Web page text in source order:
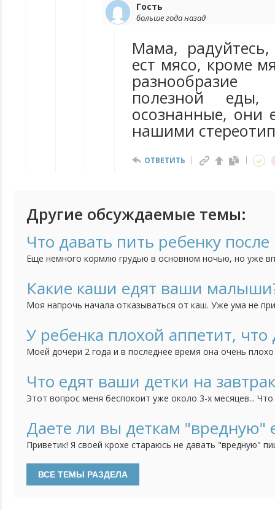
Гость
больше года назад
Мама,
ест мясо, кроме
полезной еды,
осознанные, они
нашими
ОТВЕТИТЬ
Другие обсуждаемые темы:
Что давать пить ребенку после
Еще немного кормлю грудью в основном ночью, но уже
хочу.
Какие каши едят ваши
Моя напрочь начала отказываться от каш. Уже ума не
У ребенка плохой аппетит, что
Моей дочери 2 года и в последнее время она очень
лопает все что даю в больших или нормальных порциях,
несколько вообще может ничего не есть. Накормить
Что едят ваши детки на
Этот вопрос меня беспокоит уже около 3-х месяцев...
молоке, ооочень редко может соизволить покушать, да
вообще не в какую, творог - тоже самое. Я понимаю, что
Даете ли вы деткам "вредную"
Приветик! Я своей крохе стараюсь не давать "вредную"
"добра" наесться))) А вот, моя подруга, у нее девочка на
ей в 6 мес. малину давала, в год ребенок спокойно ел лук